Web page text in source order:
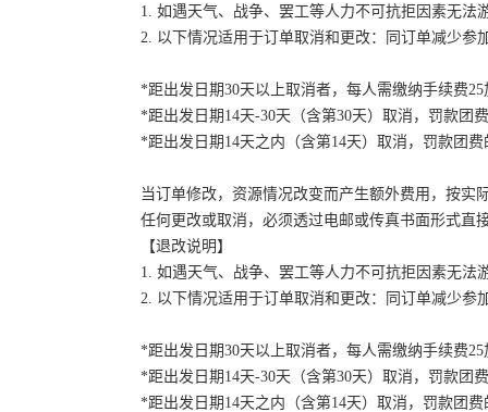
1. 如遇天气、战争、罢工等人力不可抗拒因素无
2. 以下情况适用于订单取消和更改：同订单减少
*距出发日期30天以上取消者，每人需缴纳手续费
*距出发日期14天-30天（含第30天）取消，罚款团
*距出发日期14天之内（含第14天）取消，罚款团费
当订单修改，资源情况改变而产生额外费用，按实
任何更改或取消，必须透过电邮或传真书面形式直
【退改说明】
1. 如遇天气、战争、罢工等人力不可抗拒因素无
2. 以下情况适用于订单取消和更改：同订单减少
*距出发日期30天以上取消者，每人需缴纳手续费
*距出发日期14天-30天（含第30天）取消，罚款团
*距出发日期14天之内（含第14天）取消，罚款团费